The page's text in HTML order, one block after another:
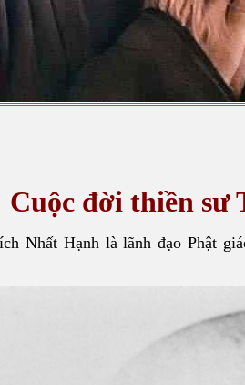
Cuộc đời thiền sư
Nhất Hạnh là lãnh đạo Phật